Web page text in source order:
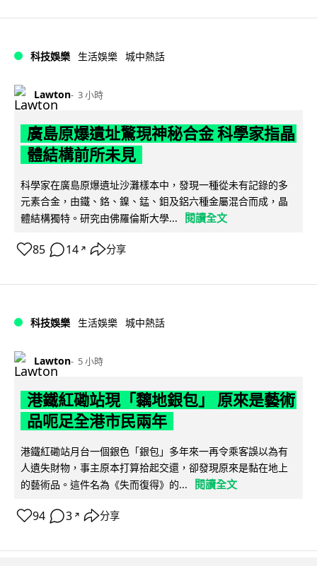
科技娛樂 生活娛樂 城中熱話
Lawton 3 小時
廣島原爆遺址驚現神秘合金 科學家指晶
體結構前所未見
科學家在廣島原爆遺址沙灘樣本中，發現一種從未有記錄的多
元素合金，由鐵、鉻、鎳、錳、鉬及鋁六種金屬混合而成，晶
體結構獨特。研究由佛羅倫斯大學...
閱讀全文
85 14 ↗ 分享
科技娛樂 生活娛樂 城中熱話
Lawton 5 小時
港鐵紅磡站現「黐地銀包」 原來是藝術
品呃足全港市民兩年
港鐵紅磡站月台一個銀色「銀包」多年來一再令乘客誤以為有
人遺失財物，事主原本打算拾起交還，卻發現原來是黏在地上
的藝術品。這件名為《失而復得》的...
閱讀全文
94 3 ↗ 分享